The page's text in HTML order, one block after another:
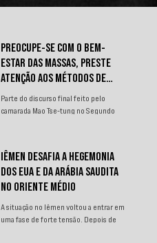
PREOCUPE-SE COM O BEM-
ESTAR DAS MASSAS, PRESTE
ATENÇÃO AOS MÉTODOS DE
TRABALHO
Parte do discurso final feito pelo
camarada Mao Tse-tung no Segundo
Camponeses, realizado em Juichin,
província de Kiangsi, em janeiro de
1934.
IÊMEN DESAFIA A HEGEMONIA
DOS EUA E DA ARÁBIA SAUDITA
NO ORIENTE MÉDIO
A situação no Iêmen voltou a entrar em
uma fase de forte tensão. Depois de